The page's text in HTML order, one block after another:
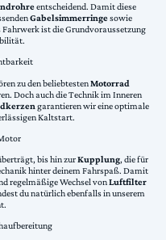
entscheidend. Damit diese
Gabelsimmerringesowie
ist die Grundvoraussetzung
zu den beliebtestenMotorrad
Doch auch die Technik im Inneren
garantieren wir eine optimale
Kaltstart.
bis hin zurKupplung, die für
hinter deinem Fahrspaß. Damit
regelmäßige Wechsel vonLuftfilter
du natürlich ebenfalls in unserem